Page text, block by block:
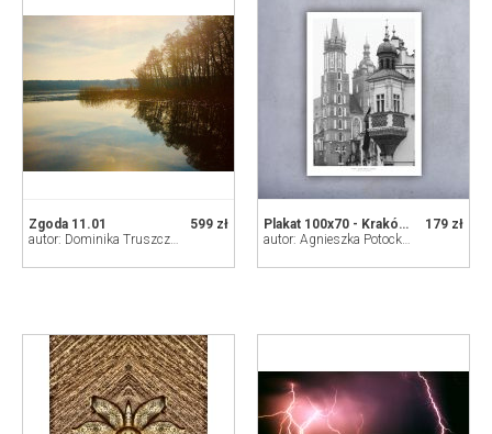
599 zł
Zgoda 11.01
autor: Dominika Truszczyńska
179 zł
Plakat 100x70 - Kraków Mariacki i Sukie
autor: Agnieszka Potocka-Makoś